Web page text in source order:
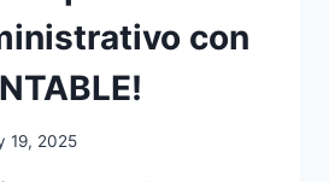
con
19, 2025